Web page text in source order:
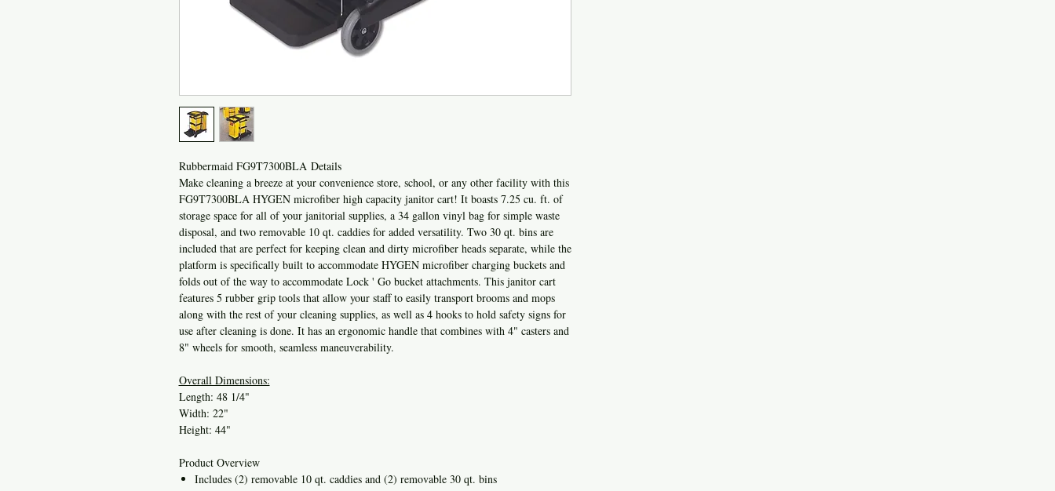
Rubbermaid FG9T7300BLA Details
Make cleaning a breeze at your convenience store, school, or any other facility with this
FG9T7300BLA HYGEN microfiber high capacity janitor cart! It boasts 7.25 cu. ft. of
storage space for all of your janitorial supplies, a 34 gallon vinyl bag for simple waste
disposal, and two removable 10 qt. caddies for added versatility. Two 30 qt. bins are
included that are perfect for keeping clean and dirty microfiber heads separate, while the
platform is specifically built to accommodate HYGEN microfiber charging buckets and
folds out of the way to accommodate Lock ' Go bucket attachments. This janitor cart
features 5 rubber grip tools that allow your staff to easily transport brooms and mops
along with the rest of your cleaning supplies, as well as 4 hooks to hold safety signs for
use after cleaning is done. It has an ergonomic handle that combines with 4" casters and
8" wheels for smooth, seamless maneuverability.
Overall Dimensions:
Length: 48 1/4"
Width: 22"
Height: 44"
Product Overview
Includes (2) removable 10 qt. caddies and (2) removable 30 qt. bins